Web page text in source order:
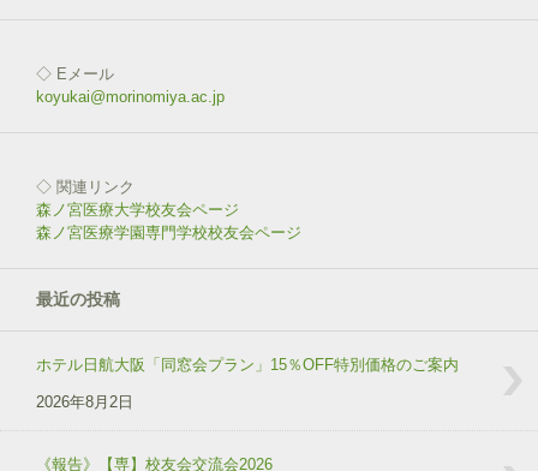
開
す
)
新
ン
ド
ウ
す
)
◇ Eメール
koyukai@morinomiya.ac.jp
◇ 関連リンク
森ノ宮医療大学校友会ページ
森ノ宮医療学園専門学校校友会ページ
最近の投稿
ホテル日航大阪「同窓会プラン」15％OFF特別価格のご案内
2026年8月2日
《報告》【専】校友会交流会2026